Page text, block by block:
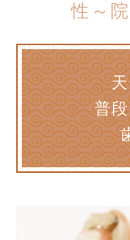
性～
普